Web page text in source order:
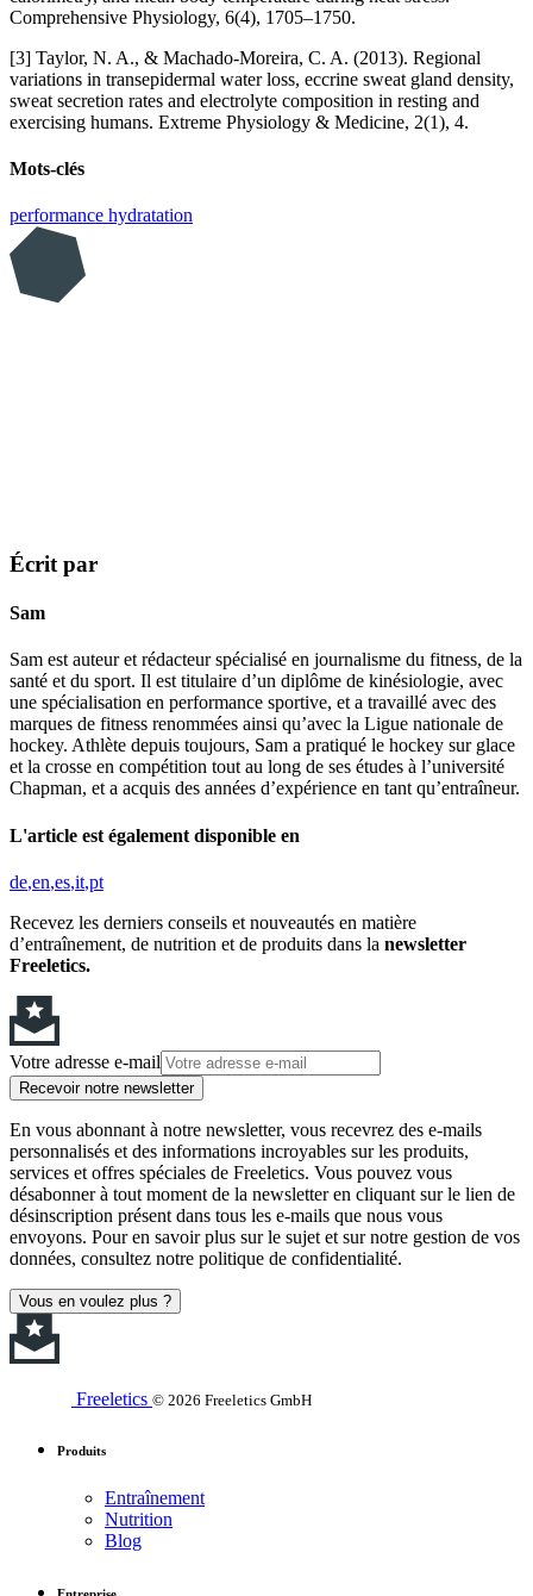
Comprehensive Physiology, 6(4), 1705–1750.
[3] Taylor, N. A., & Machado-Moreira, C. A. (2013). Regional
variations in transepidermal water loss, eccrine sweat gland density,
sweat secretion rates and electrolyte composition in resting and
exercising humans. Extreme Physiology & Medicine, 2(1), 4.
Mots-clés
performance hydratation
Écrit par
Sam
Sam est auteur et rédacteur spécialisé en journalisme du fitness, de la
santé et du sport. Il est titulaire d’un diplôme de kinésiologie, avec
une spécialisation en performance sportive, et a travaillé avec des
marques de fitness renommées ainsi qu’avec la Ligue nationale de
hockey. Athlète depuis toujours, Sam a pratiqué le hockey sur glace
et la crosse en compétition tout au long de ses études à l’université
Chapman, et a acquis des années d’expérience en tant qu’entraîneur.
L'article est également disponible en
de en es it pt
Recevez les derniers conseils et nouveautés en matière
d’entraînement, de nutrition et de produits dans la newsletter
Freeletics.
Votre adresse e-mail
Recevoir notre newsletter
En vous abonnant à notre newsletter, vous recevrez des e-mails
personnalisés et des informations incroyables sur les produits,
services et offres spéciales de Freeletics. Vous pouvez vous
désabonner à tout moment de la newsletter en cliquant sur le lien de
désinscription présent dans tous les e-mails que nous vous
envoyons. Pour en savoir plus sur le sujet et sur notre gestion de vos
données, consultez notre politique de confidentialité.
Vous en voulez plus ?
Freeletics © 2026 Freeletics GmbH
Produits
Entraînement
Nutrition
Blog